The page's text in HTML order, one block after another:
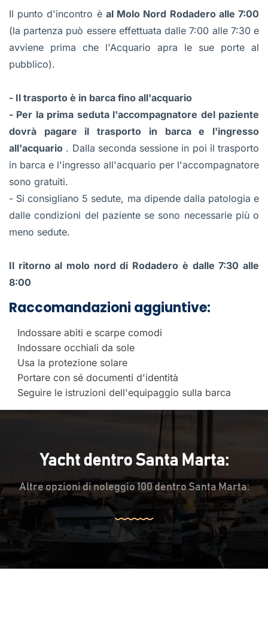
Il punto d'incontro è al Molo Nord Rodadero alle 7:00
(la partenza può essere effettuata dalle 7:00 alle 7:30 e
avviene prima che l'Acquario apra le sue porte al
pubblico).
- Il trasporto è in barca fino all'acquario
- Per la prima seduta l'accompagnatore del paziente
dovrà pagare il trasporto in barca e l'ingresso
all'acquario . Dalla seconda sessione in poi il trasporto
in barca e l'ingresso all'acquario per l'accompagnatore
sono gratuiti.
- Si consigliano 5 sedute, ma dipende dalla patologia e
dalle condizioni del paziente se sono necessarie più o
meno sedute.
Il ritorno al molo nord di Rodadero è dalle 7:30 alle
8:00
Raccomandazioni aggiuntive:
Indossare abiti e scarpe comodi
Indossare occhiali da sole
Usa la protezione solare
Portare con sé documenti d'identità
Seguire le istruzioni dell'equipaggio sulla barca
Yacht dentro Santa Marta:
Altre opzioni di noleggio 100 dentro Santa Marta: